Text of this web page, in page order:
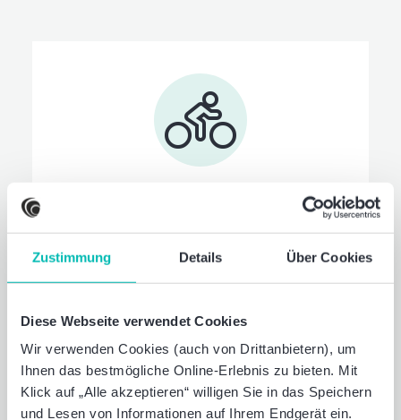
Zustimmung Details Über Cookies
Diese Webseite verwendet Cookies
Wir verwenden Cookies (auch von Drittanbietern), um
Ihnen das bestmögliche Online-Erlebnis zu bieten. Mit
Klick auf „Alle akzeptieren“ willigen Sie in das Speichern
und Lesen von Informationen auf Ihrem Endgerät ein.
Leasen Sie Ihr persönliches Wunsch-
Fahrrad oder E-Bike bequem und günstig
über Baker Tilly. Außerdem unterstützt
Finanzierung des DeutschlandTickets mit
einer steuerfreien Zuzahlung.